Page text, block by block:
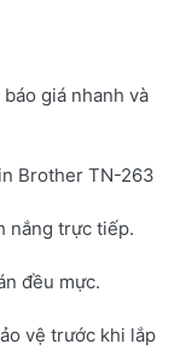
giá nhanh và
Brother TN-263
nắng trực tiếp.
đều mực.
vệ trước khi lắp